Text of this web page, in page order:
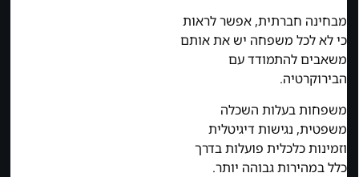
מבחינה חברתית, אפשר לראות
כי לא לכל משפחה יש את אותם
משאבים להתמודד עם
הבירוקרטיה.
משפחות בעלות השכלה
משפטית, נגישות דיגיטלית
וזמינות כלכלית פועלות בדרך
כלל במהירות גבוהה יותר.